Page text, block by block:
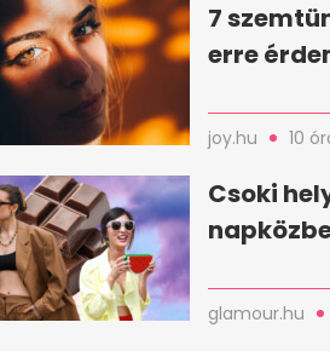
7
erre
joy.hu 10
Csoki
glamour.hu